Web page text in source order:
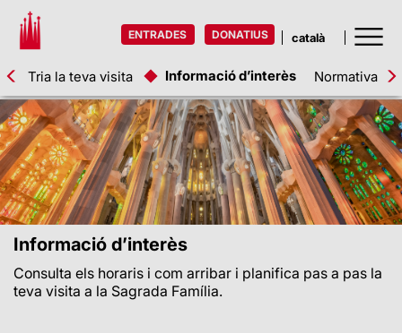
ENTRADES DONATIUS
Tria la teva visita Informació d’interès Normativa
Informació d’interès
Consulta els horaris i com arribar i planifica pas a pas la
teva visita a la Sagrada Família.